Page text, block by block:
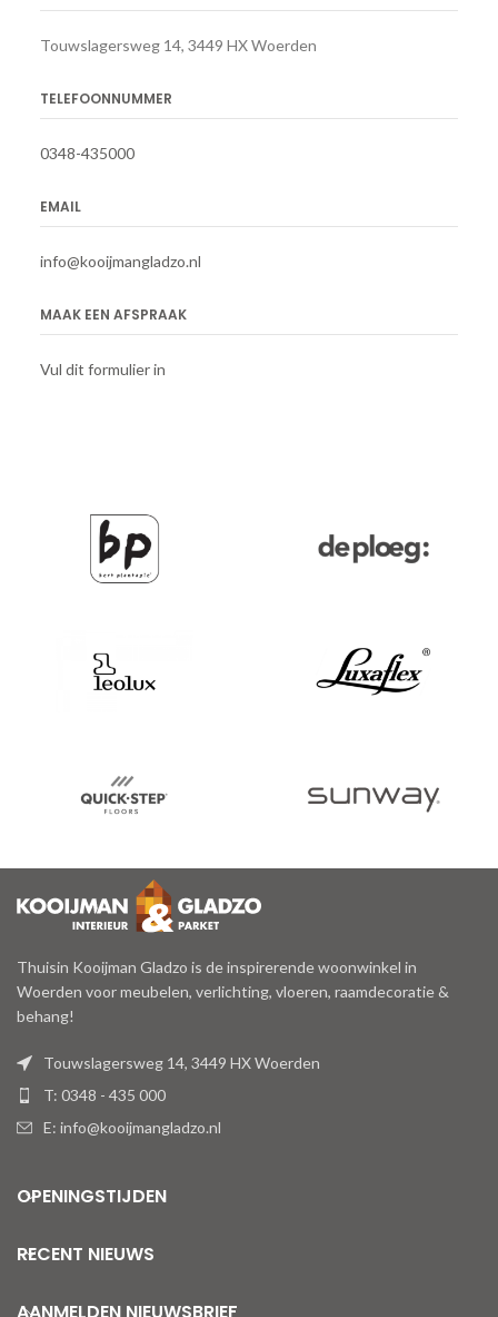
Touwslagersweg 14, 3449 HX Woerden
TELEFOONNUMMER
0348-435000
EMAIL
info@kooijmangladzo.nl
MAAK EEN AFSPRAAK
Vul dit formulier in
Thuisin Kooijman Gladzo is de inspirerende woonwinkel in
Woerden voor meubelen, verlichting, vloeren, raamdecoratie &
behang!
Touwslagersweg 14, 3449 HX Woerden
T: 0348 - 435 000
E: info@kooijmangladzo.nl
OPENINGSTIJDEN
RECENT NIEUWS